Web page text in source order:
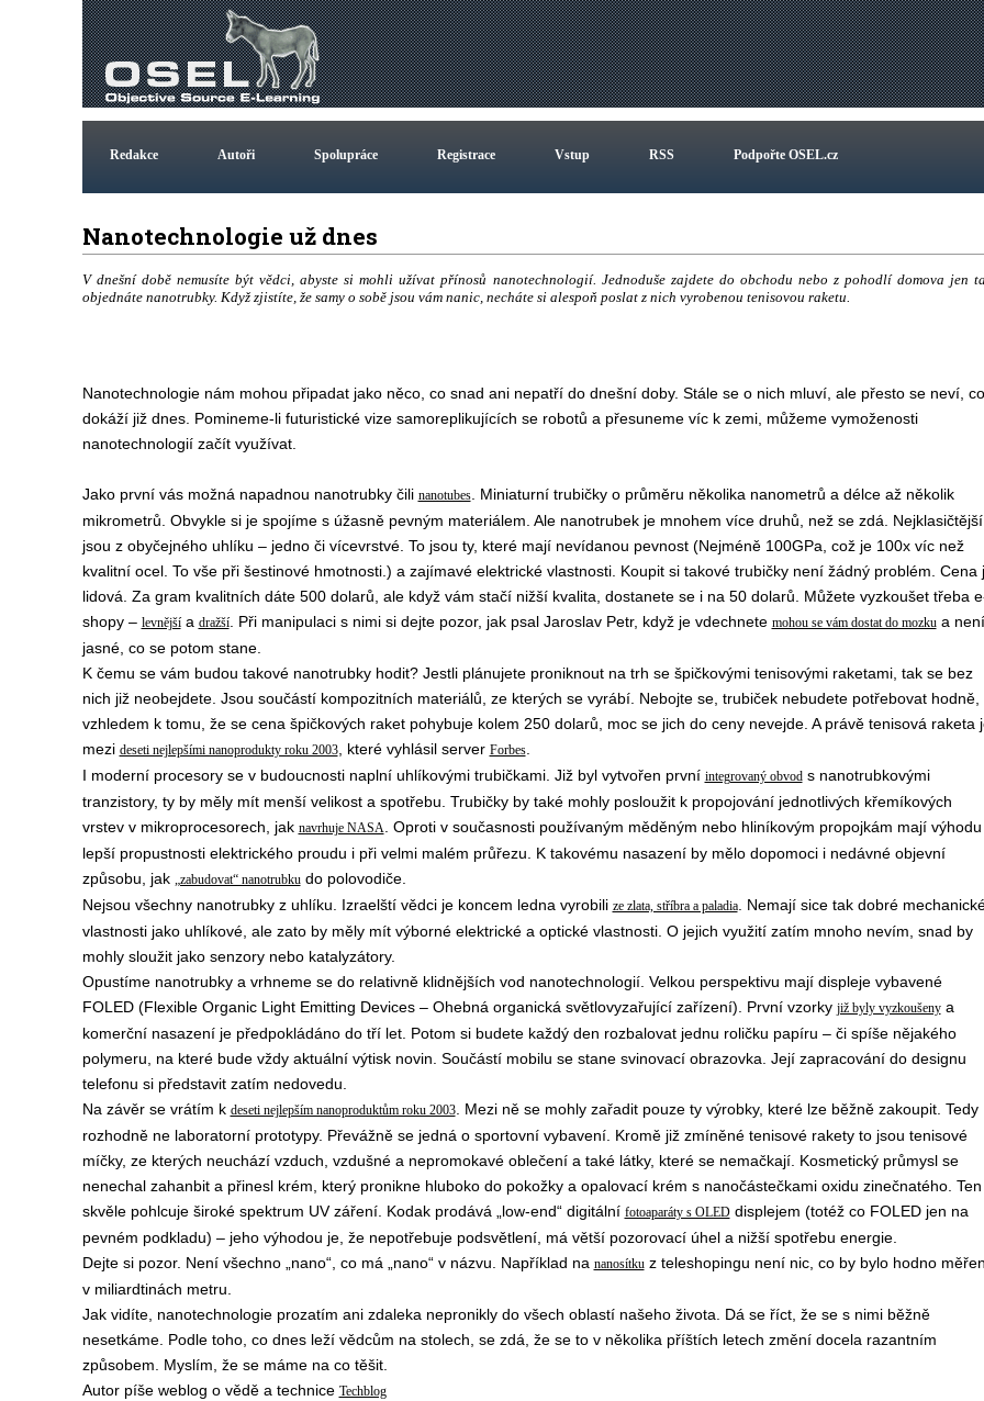
Redakce Autoři Spolupráce Registrace Vstup RSS Podpořte OSEL.cz
Nanotechnologie už dnes
V dnešní době nemusíte být vědci, abyste si mohli užívat přínosů nanotechnologií. Jednoduše zajdete do obchodu nebo z pohodlí domova jen
objednáte nanotrubky. Když zjistíte, že samy o sobě jsou vám nanic, necháte si alespoň poslat z nich vyrobenou tenisovou raketu.
Nanotechnologie nám mohou připadat jako něco, co snad ani nepatří do dnešní doby. Stále se o nich mluví, ale přesto se neví, co
dokáží již dnes. Pomineme-li futuristické vize samoreplikujících se robotů a přesuneme víc k zemi, můžeme vymoženosti
nanotechnologií začít využívat.
Jako první vás možná napadnou nanotrubky čili nanotubes. Miniaturní trubičky o průměru několika nanometrů a délce až několik
mikrometrů. Obvykle si je spojíme s úžasně pevným materiálem. Ale nanotrubek je mnohem více druhů, než se zdá. Nejklasičtější
jsou z obyčejného uhlíku – jedno či vícevrstvé. To jsou ty, které mají nevídanou pevnost (Nejméně 100GPa, což je 100x víc než
kvalitní ocel. To vše při šestinové hmotnosti.) a zajímavé elektrické vlastnosti. Koupit si takové trubičky není žádný problém. Cena
lidová. Za gram kvalitních dáte 500 dolarů, ale když vám stačí nižší kvalita, dostanete se i na 50 dolarů. Můžete vyzkoušet třeba
shopy – levnějšía dražší. Při manipulaci s nimi si dejte pozor, jak psal Jaroslav Petr, když je vdechnete mohou se vám dostat do mozkua není
jasné, co se potom stane.
K čemu se vám budou takové nanotrubky hodit? Jestli plánujete proniknout na trh se špičkovými tenisovými raketami, tak se bez
nich již neobejdete. Jsou součástí kompozitních materiálů, ze kterých se vyrábí. Nebojte se, trubiček nebudete potřebovat hodně,
vzhledem k tomu, že se cena špičkových raket pohybuje kolem 250 dolarů, moc se jich do ceny nevejde. A právě tenisová raketa
mezi deseti nejlepšími nanoprodukty roku 2003, které vyhlásil server Forbes.
I moderní procesory se v budoucnosti naplní uhlíkovými trubičkami. Již byl vytvořen první integrovaný obvods nanotrubkovými
tranzistory, ty by měly mít menší velikost a spotřebu. Trubičky by také mohly posloužit k propojování jednotlivých křemíkových
vrstev v mikroprocesorech, jak navrhuje NASA . Oproti v současnosti používaným měděným nebo hliníkovým propojkám mají výhodu
lepší propustnosti elektrického proudu i při velmi malém průřezu. K takovému nasazení by mělo dopomoci i nedávné objevní
způsobu, jak „zabudovat“ nanotrubkudo polovodiče.
Nejsou všechny nanotrubky z uhlíku. Izraelští vědci je koncem ledna vyrobili ze zlata, stříbra a paladia. Nemají sice tak dobré
vlastnosti jako uhlíkové, ale zato by měly mít výborné elektrické a optické vlastnosti. O jejich využití zatím mnoho nevím, snad by
mohly sloužit jako senzory nebo katalyzátory.
Opustíme nanotrubky a vrhneme se do relativně klidnějších vod nanotechnologií. Velkou perspektivu mají displeje vybavené
FOLED (Flexible Organic Light Emitting Devices – Ohebná organická světlovyzařující zařízení). První vzorky již byly vyzkoušenya
komerční nasazení je předpokládáno do tří let. Potom si budete každý den rozbalovat jednu roličku papíru – či spíše nějakého
polymeru, na které bude vždy aktuální výtisk novin. Součástí mobilu se stane svinovací obrazovka. Její zapracování do designu
telefonu si představit zatím nedovedu.
Na závěr se vrátím k deseti nejlepším nanoproduktům roku 2003. Mezi ně se mohly zařadit pouze ty výrobky, které lze běžně zakoupit. Tedy
rozhodně ne laboratorní prototypy. Převážně se jedná o sportovní vybavení. Kromě již zmíněné tenisové rakety to jsou tenisové
míčky, ze kterých neuchází vzduch, vzdušné a nepromokavé oblečení a také látky, které se nemačkají. Kosmetický průmysl se
nenechal zahanbit a přinesl krém, který pronikne hluboko do pokožky a opalovací krém s nanočástečkami oxidu zinečnatého. Ten
skvěle pohlcuje široké spektrum UV záření. Kodak prodává „low-end“ digitální fotoaparáty s OLEDdisplejem (totéž co FOLED jen na
pevném podkladu) – jeho výhodou je, že nepotřebuje podsvětlení, má větší pozorovací úhel a nižší spotřebu energie.
Dejte si pozor. Není všechno „nano“, co má „nano“ v názvu. Například na nanosítkuz teleshopingu není nic, co by bylo hodno
v miliardtinách metru.
Jak vidíte, nanotechnologie prozatím ani zdaleka nepronikly do všech oblastí našeho života. Dá se říct, že se s nimi běžně
nesetkáme. Podle toho, co dnes leží vědcům na stolech, se zdá, že se to v několika příštích letech změní docela razantním
způsobem. Myslím, že se máme na co těšit.
Autor píše weblog o vědě a technice Techblog